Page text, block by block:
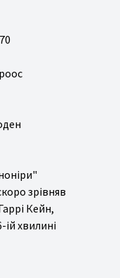
зрівняв
Кейн,
хвилині